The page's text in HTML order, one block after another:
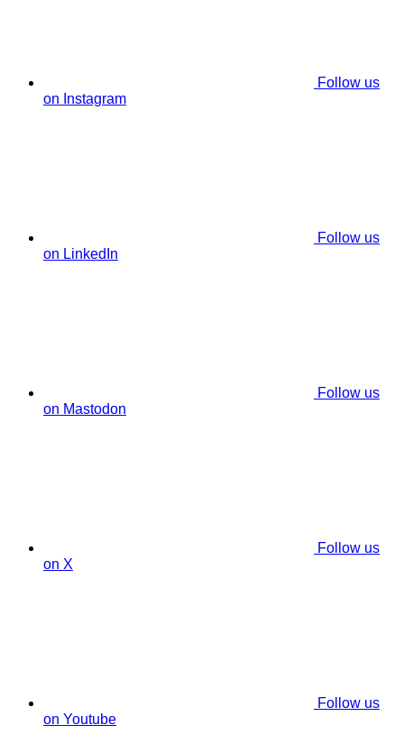
Follow us
on Instagram
Follow us
on LinkedIn
Follow us
on Mastodon
Follow us
on X
Follow us
on Youtube